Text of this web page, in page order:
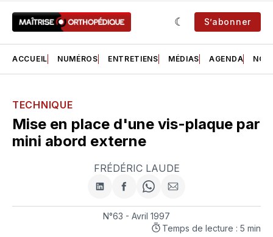
S’abonner
ACCUEIL NUMÉROS ENTRETIENS MÉDIAS AGENDA NOS
TECHNIQUE
Mise en place d'une vis-plaque par
mini abord externe
FRÉDÉRIC LAUDE
Partager
sur
LinkedIn
Partager
sur
Facebook
Share
on
WhatsApp
Partager
par
N°63 - Avril 1997
Temps de lecture : 5 min